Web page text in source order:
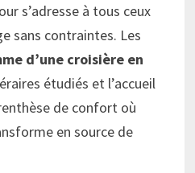
s’adresse à tous ceux
sans contraintes. Les
d’une croisière en
étudiés et l’accueil
de confort où
en source de